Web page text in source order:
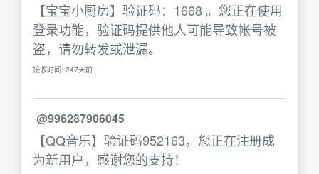
【宝宝小厨房】验证码：1668 。您正在使用
登录功能，验证码提供他人可能导致帐号被
盗，请勿转发或泄漏。
接收时间: 247天前
@996287906045
【QQ音乐】验证码952163，您正在注册成
为新用户，感谢您的支持！